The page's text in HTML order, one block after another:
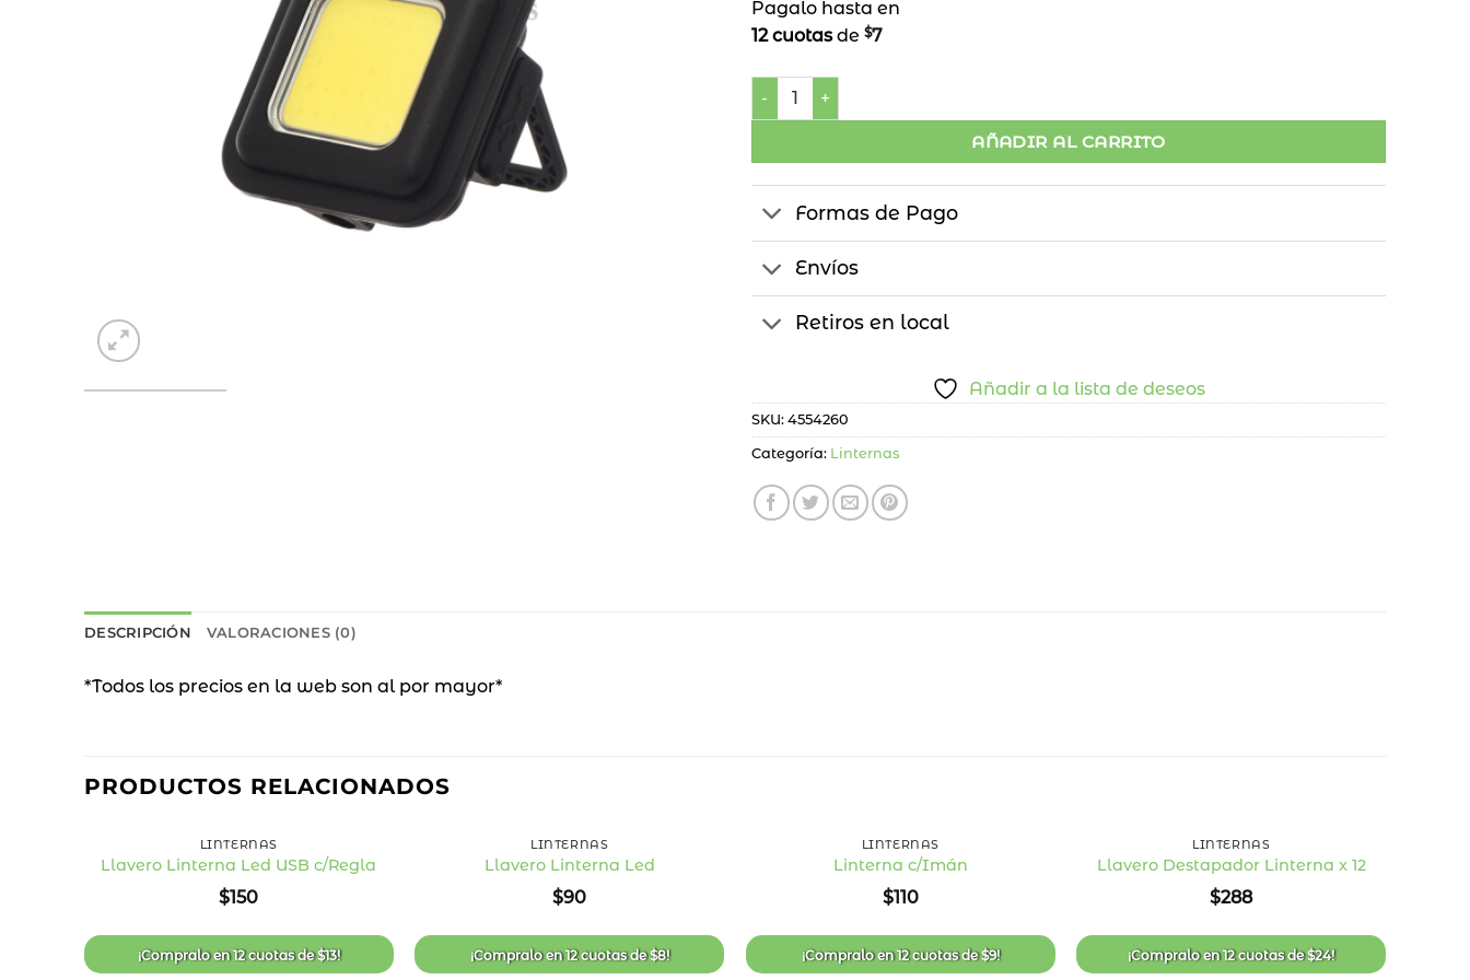
Pagalo hasta en
12 cuotasde $7
Llavero Linterna Led cantidad
AÑADIR AL CARRITO
Formas de Pago
Envíos
Retiros en local
Añadir a la lista de deseos
SKU: 4554260
Categoría: Linternas
DESCRIPCIÓN VALORACIONES (0)
*Todos los precios en la web son al por mayor*
PRODUCTOS RELACIONADOS
de
deseos
LINTERNAS
Llavero Linterna Led USB c/Regla
$150
¡Compralo en12 cuotasde$13!
de
deseos
LINTERNAS
Llavero Linterna Led
$90
¡Compralo en12 cuotasde$8!
de
deseos
LINTERNAS
Linterna c/Imán
$110
¡Compralo en12 cuotasde$9!
de
deseos
LINTERNAS
Llavero Destapador Linterna x 12
$288
¡Compralo en12 cuotasde$24!